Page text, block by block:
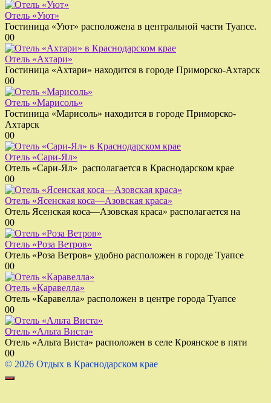
Отель «Уют»
Гостиница «Уют» расположена в центральной части Туапсе.
00
Отель «Ахтари»
Гостиница «Ахтари» находится в городе Приморско-Ахтарск
00
Отель «Марисоль»
Гостиница «Марисоль» находится в городе Приморско-
Ахтарск
00
Отель «Сари-Ял»
Отель «Сари-Ял» располагается в Краснодарском крае
00
Отель «Ясенская коса—Азовская краса»
Отель Ясенская коса—Азовская краса» располагается на
00
Отель «Роза Ветров»
Отель «Роза Ветров» удобно расположен в городе Туапсе
00
Отель «Каравелла»
Отель «Каравелла» расположен в центре города Туапсе
00
Отель «Альта Виста»
Отель «Альта Виста» расположен в селе Кроянское в пяти
00
© 2026 Отдых в Краснодарском крае